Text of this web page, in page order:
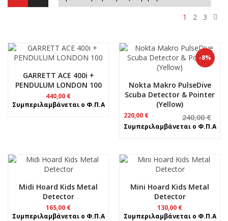
1 2 3
GARRETT ACE 400i +
PENDULUM LONDON 100
440,00 €
Συμπεριλαμβάνεται ο Φ.Π.Α
-8%
Nokta Makro PulseDive
Scuba Detector & Pointer
(Yellow)
240,00€
price
was:
220,00 €
τρέχουσα
τιμή
Συμπεριλαμβάνεται ο Φ.Π.Α
Midi Hoard Kids Metal
Detector
165,00 €
Συμπεριλαμβάνεται ο Φ.Π.Α
Mini Hoard Kids Metal
Detector
130,00 €
Συμπεριλαμβάνεται ο Φ.Π.Α